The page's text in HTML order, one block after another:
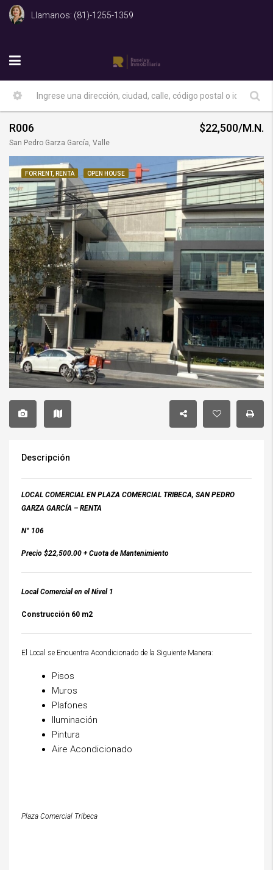
Llamanos: (81)-1255-1359
R006
San Pedro Garza García, Valle
$22,500/M.N.
FOR RENT, RENTA OPEN HOUSE
Descripción
LOCAL COMERCIAL EN PLAZA COMERCIAL TRIBECA, SAN PEDRO
GARZA GARCÍA – RENTA
N° 106
Precio $22,500.00 + Cuota de Mantenimiento
Local Comercial en el Nivel 1
Construcción 60 m2
El Local se Encuentra Acondicionado de la Siguiente Manera:
Pisos
Muros
Plafones
Iluminación
Pintura
Aire Acondicionado
Plaza Comercial Tribeca